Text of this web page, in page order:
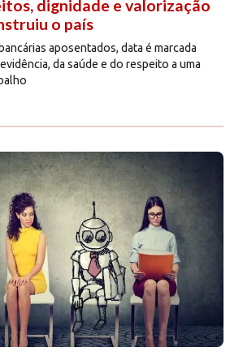
dignidade e valorização
o país
aposentados, data é marcada
da saúde e do respeito a uma